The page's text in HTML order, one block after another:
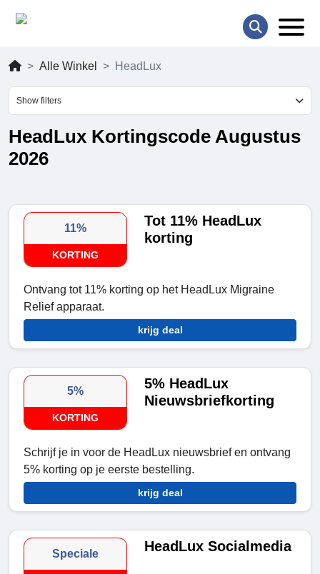
Alle Winkel HeadLux
Show filters
HeadLux Kortingscode Augustus
2026
11%
KORTING
Tot 11% HeadLux
korting
Ontvang tot 11% korting op het HeadLux Migraine
Relief apparaat.
krijg deal
5%
KORTING
5% HeadLux
Nieuwsbriefkorting
Schrijf je in voor de HeadLux nieuwsbrief en ontvang
5% korting op je eerste bestelling.
krijg deal
Speciale HeadLux Socialmedia